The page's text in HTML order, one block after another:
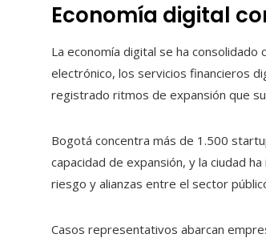
Economía digital
La economía digital se ha
electrónico, los servicios financieros
registrado ritmos de expansión que
Bogotá concentra más de 1.500
capacidad de expansión, y la ciudad
riesgo y alianzas entre el sector
Casos representativos abarcan